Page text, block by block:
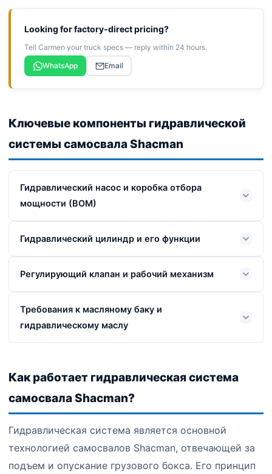
Looking for factory-direct pricing?
Tell Carmen your truck specs — reply within 24 hours.
WhatsApp
Email
Ключевые компоненты гидравлической
системы самосвала Shacman
Гидравлический насос и коробка отбора
мощности (ВОМ)
Гидравлический цилиндр и его функции
Регулирующий клапан и рабочий механизм
Требования к масляному баку и
гидравлическому маслу
Как работает гидравлическая система
самосвала Shacman?
Гидравлическая система является основной
технологией самосвалов Shacman, отвечающей за
подъем и опускание грузового бокса. Его принцип